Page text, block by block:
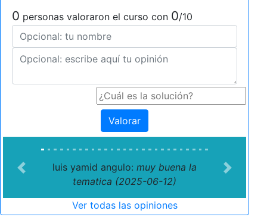
0 personas valoraron el curso con 0/10
Valorar
luis yamid angulo: muy buena la
tematica (2025-06-12)
Previous Next
Ver todas las opiniones